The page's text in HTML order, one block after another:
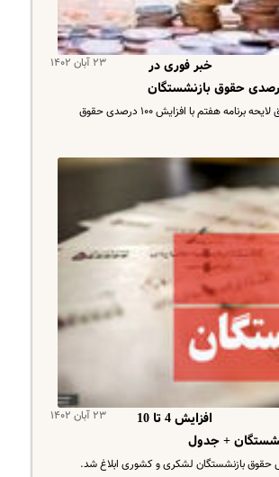
۲۳ آبان ۱۴۰۲
خبر فوری در
موافقت کمیسیون تلفیق لایحه برنامه هفتم با افزایش ۱۰۰ درصدی حقوق
۲۳ آبان ۱۴۰۲
افزایش 4 تا 10
+ جدول
حقوق بازنشستگان لشکری و کشوری ابلاغ شد.